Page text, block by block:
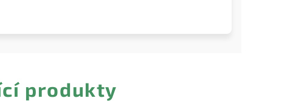
produkty